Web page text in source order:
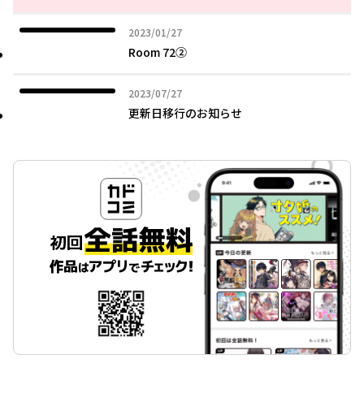
2023/01/27
2023年01月27日
Room 72②
2023/07/27
2023年07月27日
更新日移行のお知らせ